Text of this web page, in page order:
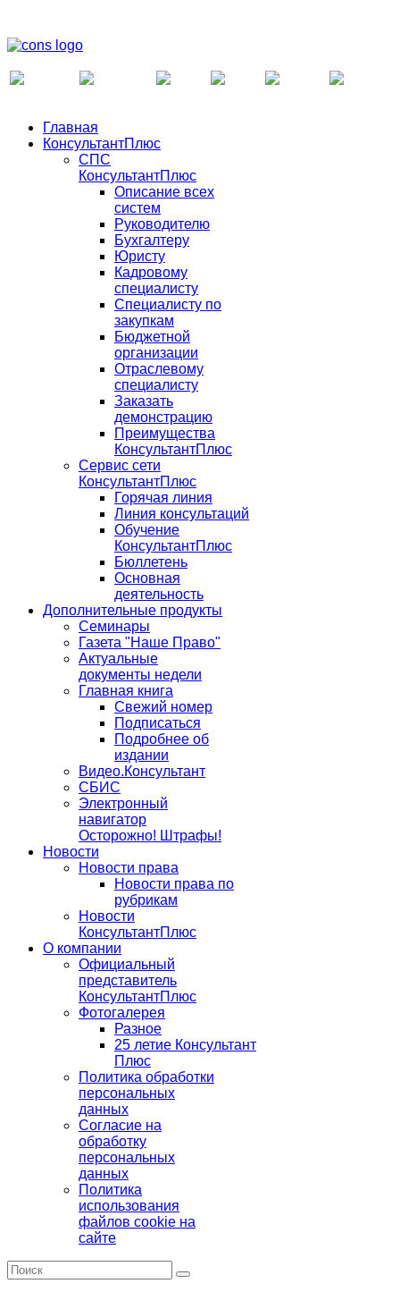
Главная
КонсультантПлюс
СПС
КонсультантПлюс
Описание всех
систем
Руководителю
Бухгалтеру
Юристу
Кадровому
специалисту
Специалисту по
закупкам
Бюджетной
организации
Отраслевому
специалисту
Заказать
демонстрацию
Преимущества
КонсультантПлюс
Сервис сети
КонсультантПлюс
Горячая линия
Линия консультаций
Обучение
КонсультантПлюс
Бюллетень
Основная
деятельность
Дополнительные продукты
Семинары
Газета "Наше Право"
Актуальные
документы недели
Главная книга
Свежий номер
Подписаться
Подробнее об
издании
Видео.Консультант
СБИС
Электронный
навигатор
Осторожно! Штрафы!
Новости
Новости права
Новости права по
рубрикам
Новости
КонсультантПлюс
О компании
Официальный
представитель
КонсультантПлюс
Фотогалерея
Разное
25 летие Консультант
Плюс
Политика обработки
персональных
данных
Согласие на
обработку
персональных
данных
Политика
использования
файлов cookie на
сайте